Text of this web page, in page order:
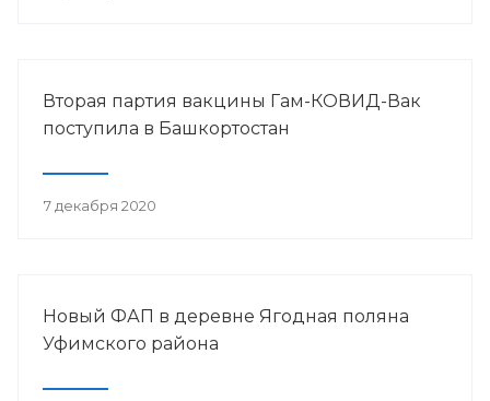
Вторая партия вакцины Гам-КОВИД-Вак
поступила в Башкортостан
7 декабря 2020
Новый ФАП в деревне Ягодная поляна
Уфимского района